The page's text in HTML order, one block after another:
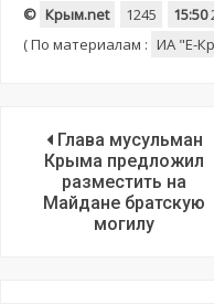
© Крым.net 1245 15:50
(По материалам : ИА "E-
Глава мусульман
Крыма предложил
разместить на
Майдане братскую
могилу